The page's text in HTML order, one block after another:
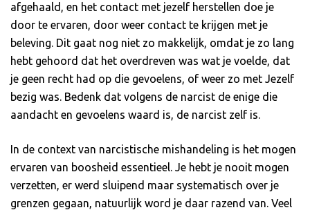
afgehaald, en het contact met jezelf herstellen doe je
door te ervaren, door weer contact te krijgen met je
beleving. Dit gaat nog niet zo makkelijk, omdat je zo lang
hebt gehoord dat het overdreven was wat je voelde, dat
je geen recht had op die gevoelens, of weer zo met Jezelf
bezig was. Bedenk dat volgens de narcist de enige die
aandacht en gevoelens waard is, de narcist zelf is.
In de context van narcistische mishandeling is het mogen
ervaren van boosheid essentieel. Je hebt je nooit mogen
verzetten, er werd sluipend maar systematisch over je
grenzen gegaan, natuurlijk word je daar razend van. Veel